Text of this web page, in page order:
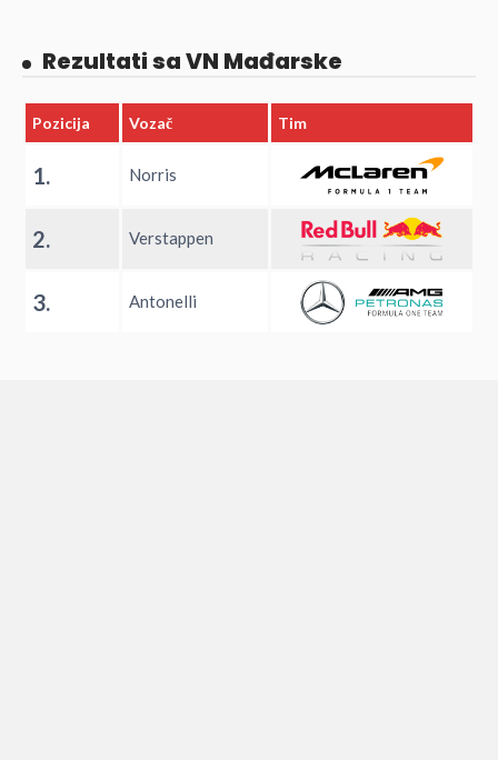
Rezultati sa VN Mađarske
Pozicija Vozač Tim
1. Norris
2. Verstappen
3. Antonelli